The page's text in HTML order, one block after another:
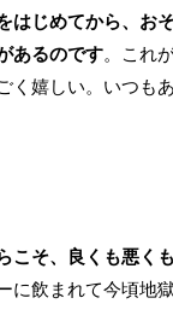
はじめてから、お
あるのです。これ
く嬉しい。いつも
こそ、良くも悪く
に飲まれて今頃地